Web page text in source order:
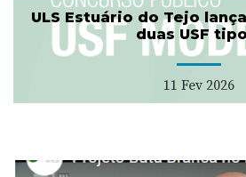
ULS Estuário do Tejo
duas USF
11 Fev 2026